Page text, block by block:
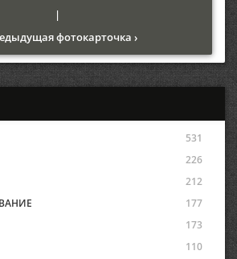
|
фотокарточка ›
531
226
212
177
173
110